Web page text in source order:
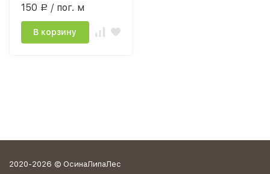
150 Р / пог. м
В корзину
2020-2026 © ОсинаЛипаЛес